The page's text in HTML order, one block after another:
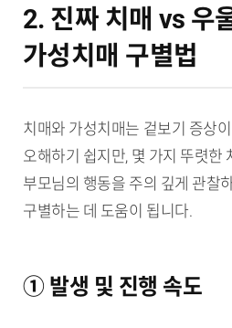
2. 진짜 치매 vs 우
가성치매 구별법
치매와 가성치매는 겉보기 증상
오해하기 쉽지만, 몇 가지 뚜렷한
부모님의 행동을 주의 깊게 관찰
구별하는 데 도움이 됩니다.
① 발생 및 진행 속도